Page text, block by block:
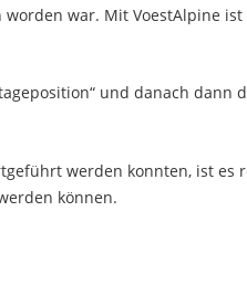
war. Mit VoestAlpine
und danach
werden konnten, ist es
können.